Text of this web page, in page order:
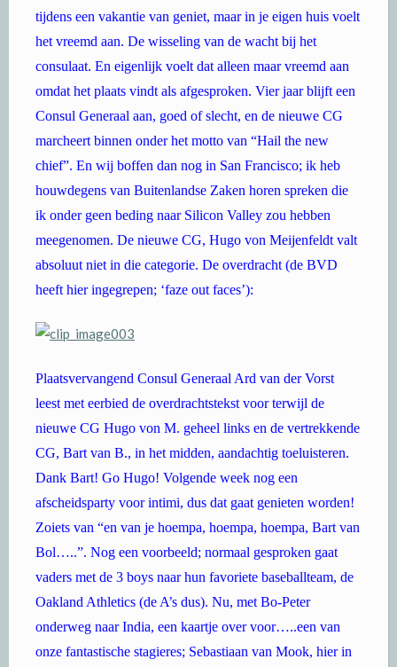
tijdens een vakantie van geniet, maar in je eigen huis voelt
het vreemd aan. De wisseling van de wacht bij het
consulaat. En eigenlijk voelt dat alleen maar vreemd aan
omdat het plaats vindt als afgesproken. Vier jaar blijft een
Consul Generaal aan, goed of slecht, en de nieuwe CG
marcheert binnen onder het motto van “Hail the new
chief”. En wij boffen dan nog in San Francisco; ik heb
houwdegens van Buitenlandse Zaken horen spreken die
ik onder geen beding naar Silicon Valley zou hebben
meegenomen. De nieuwe CG, Hugo von Meijenfeldt valt
absoluut niet in die categorie. De overdracht (de BVD
heeft hier ingegrepen; ‘faze out faces’):
Plaatsvervangend Consul Generaal Ard van der Vorst
leest met eerbied de overdrachtstekst voor terwijl de
nieuwe CG Hugo von M. geheel links en de vertrekkende
CG, Bart van B., in het midden, aandachtig toeluisteren.
Dank Bart! Go Hugo! Volgende week nog een
afscheidsparty voor intimi, dus dat gaat genieten worden!
Zoiets van “en van je hoempa, hoempa, hoempa, Bart van
Bol…..”. Nog een voorbeeld; normaal gesproken gaat
vaders met de 3 boys naar hun favoriete baseballteam, de
Oakland Athletics (de A’s dus). Nu, met Bo-Peter
onderweg naar India, een kaartje over voor…..een van
onze fantastische stagieres; Sebastiaan van Mook, hier in